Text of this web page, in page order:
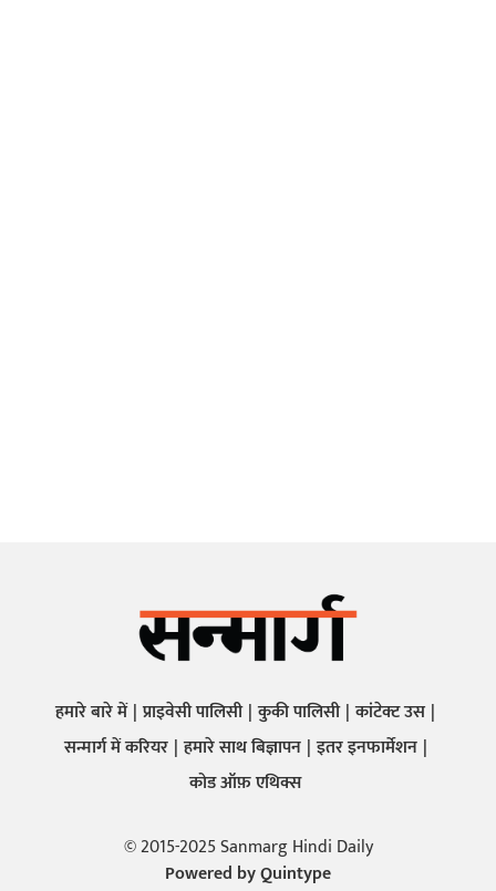
हमारे बारे में प्राइवेसी पालिसी कुकी पालिसी कांटेक्ट उस
सन्मार्ग में करियर हमारे साथ बिज्ञापन इतर इनफार्मेशन
कोड ऑफ़ एथिक्स
© 2015-2025 Sanmarg Hindi Daily
Powered byQuintype